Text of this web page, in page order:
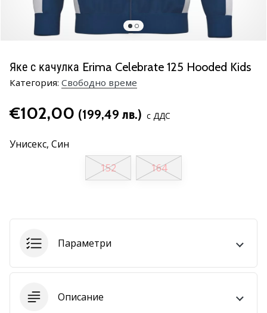
марка
Имате
страст
като
Присъединете
се
амбасадор
11. 8. 2022
1 мин. четене
програма
WeplayVolleyball
Яке с качулка Erima Celebrate 125 Hooded Kids
Категория: Cвободно време
€102,00 (199,49 лв.) с ДДС
Унисекс, Син
152
164
Параметри
Описание